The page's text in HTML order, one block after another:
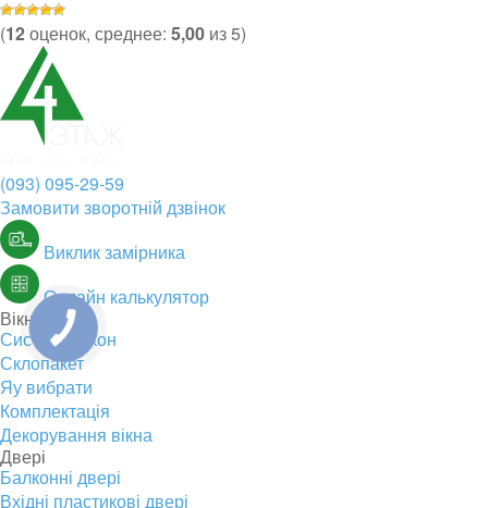
(12оценок, среднее: 5,00 из 5)
(093) 095-29-59
Замовити зворотній дзвінок
Виклик замірника
Онлайн калькулятор
Вікна
Системи вікон
Склопакет
Яу вибрати
Комплектація
Декорування вікна
Двері
Балконні двері
Вхідні пластикові двері